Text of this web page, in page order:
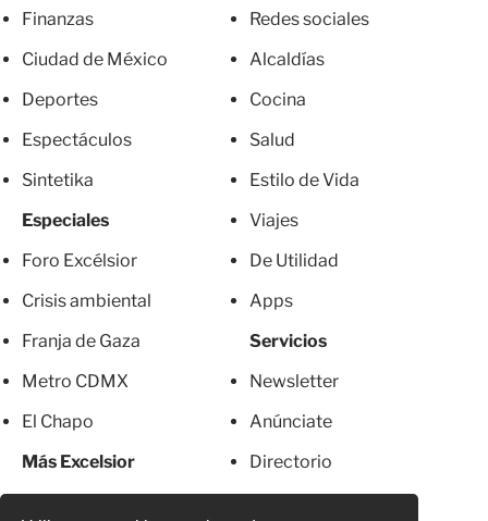
Finanzas
Ciudad de México
Deportes
Espectáculos
Sintetika
Especiales
Foro Excélsior
Crisis ambiental
Franja de Gaza
Metro CDMX
El Chapo
Más Excelsior
Redes sociales
Alcaldías
Cocina
Salud
Estilo de Vida
Viajes
De Utilidad
Apps
Servicios
Newsletter
Anúnciate
Directorio